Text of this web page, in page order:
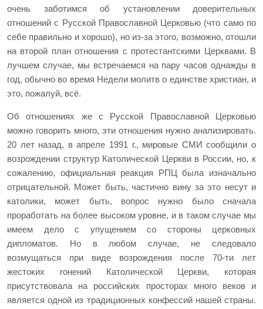
очень заботимся об установлении доверительных
отношений с Русской Православной Церковью (что само по
себе правильно и хорошо), но из-за этого, возможно, отошли
на второй план отношения с протестантскими Церквами. В
лучшем случае, мы встречаемся на пару часов однажды в
год, обычно во время Недели молитв о единстве христиан, и
это, пожалуй, всё.
Об отношениях же с Русской Православной Церковью
можно говорить много, эти отношения нужно анализировать.
20 лет назад, в апреле 1991 г., мировые СМИ сообщили о
возрождении структур Католической Церкви в России, но, к
сожалению, официальная реакция РПЦ была изначально
отрицательной. Может быть, частично вину за это несут и
католики, может быть, вопрос нужно было сначала
проработать на более высоком уровне, и в таком случае мы
имеем дело с упущением со стороны церковных
дипломатов. Но в любом случае, не следовало
возмущаться при виде возрождения после 70-ти лет
жестоких гонений Католической Церкви, которая
присутствовала на российских просторах много веков и
является одной из традиционных конфессий нашей страны.